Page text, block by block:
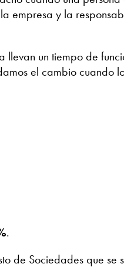
empresa y la
llevan un tiempo de
el cambio cuando
.
de Sociedades que se